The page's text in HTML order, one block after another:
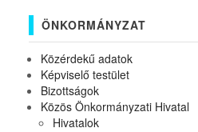
ÖNKORMÁNYZAT
Közérdekű adatok
Képviselő testület
Bizottságok
Közös Önkormányzati Hivatal
Hivatalok